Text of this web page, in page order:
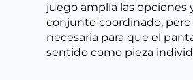
juego amplía las opciones
conjunto coordinado, pero
necesaria para que el
sentido como pieza